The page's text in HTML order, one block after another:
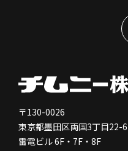
新型コロナウイルス対応
コーポレートガバナンス
免責事項
株価情報
会社を知る
人を知る
はたらく環境
独立支援について
FC加盟店お問合せ
〒130-0026
東京都墨田区両国3丁目22-6
雷電ビル 6F・7F・8F